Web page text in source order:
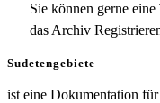
Sie können gerne
das Archiv
Sudetengebiete
ist eine Dokumentation